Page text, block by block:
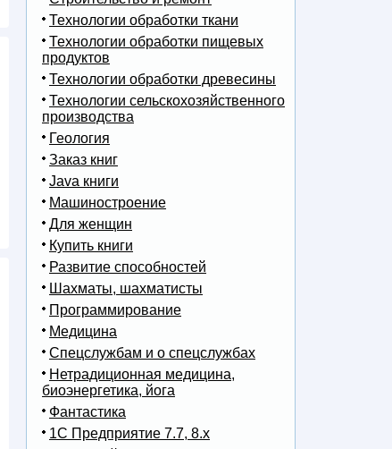
Технологии обработки ткани
Технологии обработки пищевых
продуктов
Технологии обработки древесины
Технологии сельскохозяйственного
производства
Геология
Заказ книг
Java книги
Машиностроение
Для женщин
Купить книги
Развитие способностей
Шахматы, шахматисты
Программирование
Медицина
Спецслужбам и о спецслужбах
Нетрадиционная медицина,
биоэнергетика, йога
Фантастика
1С Предприятие 7.7, 8.x